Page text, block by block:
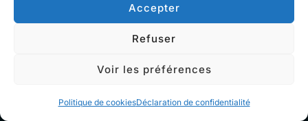
Accepter
Refuser
Voir les préférences
Politique de cookiesDéclaration de confidentialité